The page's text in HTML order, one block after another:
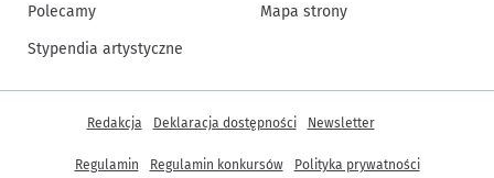
Polecamy
Stypendia artystyczne
Mapa strony
Inne informacje
Redakcja Deklaracja dostępności Newsletter
Regulamin Regulamin konkursów Polityka prywatności